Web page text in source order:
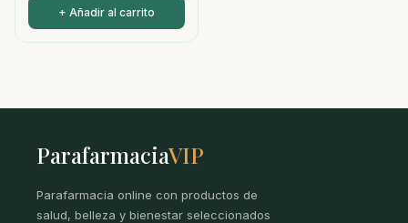
+ Añadir al carrito
ParafarmaciaVIP
Parafarmacia online con productos de
salud, belleza y bienestar seleccionados